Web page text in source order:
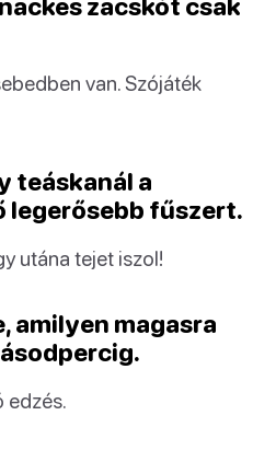
zacskót csak
van. Szójáték
teáskanál a
legerősebb fűszert.
utána tejet iszol!
amilyen magasra
edzés.